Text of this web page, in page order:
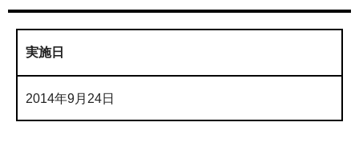
実施日
2014年9月24日